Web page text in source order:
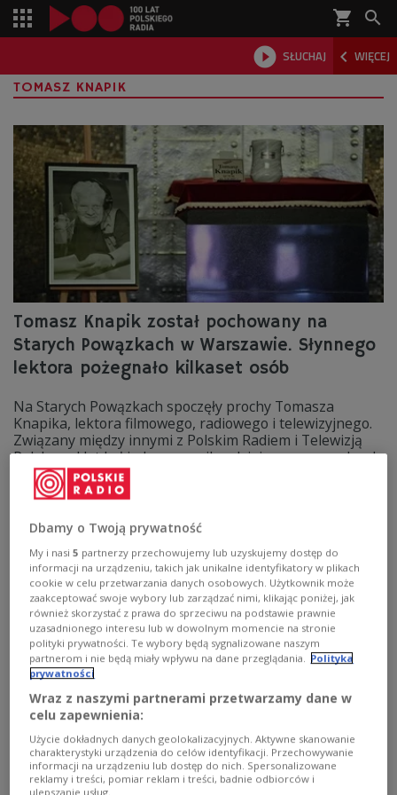
shopping_cart 
 SŁUCHAJ  WIĘCEJ

TOMASZ KNAPIK
Tomasz Knapik został pochowany na
Starych Powązkach w Warszawie. Słynnego
lektora pożegnało kilkaset osób
Na Starych Powązkach spoczęły prochy Tomasza
Knapika, lektora filmowego, radiowego i telewizyjnego.
Związany między innymi z Polskim Radiem i Telewizją
Polską, od lat był jednym z najbardziej rozpoznawalnych
głosów.
Zobacz więcej na temat:
Jego głos znała cała Polska. Nie żyje
lektor Tomasz Knapik
Dbamy o Twoją prywatność
My i nasi5 partnerzy przechowujemy lub uzyskujemy dostęp do
informacji na urządzeniu, takich jak unikalne identyfikatory w plikach
cookie w celu przetwarzania danych osobowych. Użytkownik może
zaakceptować swoje wybory lub zarządzać nimi, klikając poniżej, jak
również skorzystać z prawa do sprzeciwu na podstawie prawnie
uzasadnionego interesu lub w dowolnym momencie na stronie
polityki prywatności. Te wybory będą sygnalizowane naszym
partnerom i nie będą miały wpływu na dane przeglądania. Polityka
prywatności
Wraz z naszymi partnerami przetwarzamy dane w
celu zapewnienia:
Użycie dokładnych danych geolokalizacyjnych. Aktywne skanowanie
charakterystyki urządzenia do celów identyfikacji. Przechowywanie
informacji na urządzeniu lub dostęp do nich. Spersonalizowane
reklamy i treści, pomiar reklam i treści, badnie odbiorców i
ulepszanie usług.